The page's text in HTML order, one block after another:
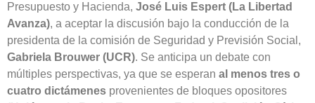
Presupuesto y Hacienda, José Luis Espert (La Libertad
Avanza), a aceptar la discusión bajo la conducción de la
presidenta de la comisión de Seguridad y Previsión Social,
Gabriela Brouwer (UCR). Se anticipa un debate con
múltiples perspectivas, ya que se esperan al menos tres o
cuatro dictámenes provenientes de bloques opositores